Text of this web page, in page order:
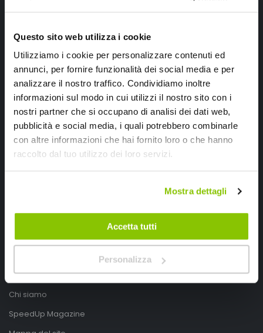
Questo sito web utilizza i cookie
Utilizziamo i cookie per personalizzare contenuti ed
annunci, per fornire funzionalità dei social media e per
analizzare il nostro traffico. Condividiamo inoltre
informazioni sul modo in cui utilizzi il nostro sito con i
nostri partner che si occupano di analisi dei dati web,
pubblicità e social media, i quali potrebbero combinarle
con altre informazioni che hai fornito loro o che hanno
raccolto dal tuo utilizzo dei loro servizi.
Mostra dettagli
Accetta tutti
Personalizza
Segui SPEEDUP.IT
SpeedUp.it
PIVA IT03490830266
Speedup.it by Trio Group
Telefono0423.601555
Chi siamo
SpeedUp Magazine